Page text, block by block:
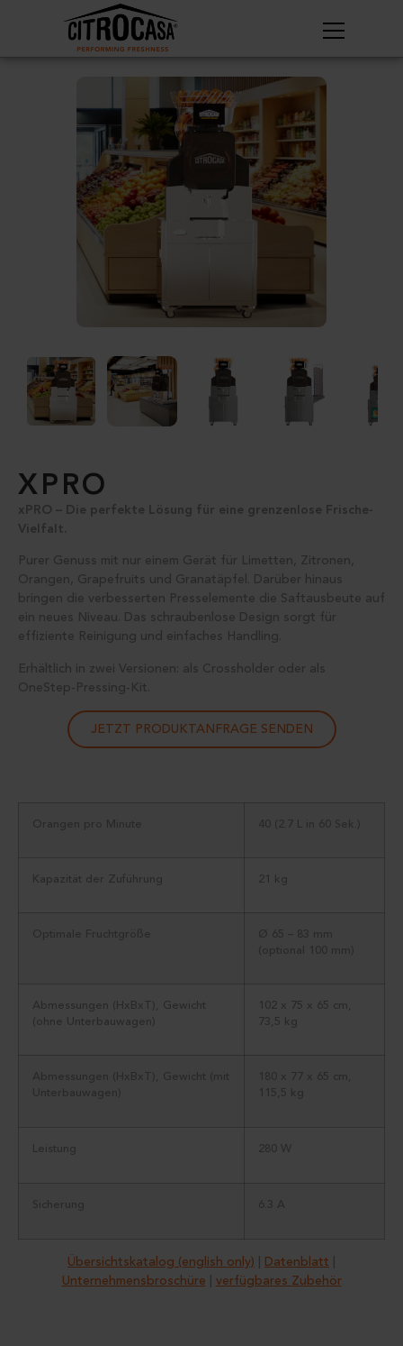
XPRO
xPRO – Die perfekte Lösung für eine grenzenlose Frische-
Vielfalt.
Purer Genuss mit nur einem Gerät für Limetten, Zitronen,
Orangen, Grapefruits und Granatäpfel. Darüber hinaus
bringen die verbesserten Presselemente die Saftausbeute auf
ein neues Niveau. Das schraubenlose Design sorgt für
effiziente Reinigung und einfaches Handling.
Erhältlich in zwei Versionen: als Crossholder oder als
OneStep-Pressing-Kit.
JETZT PRODUKTANFRAGE SENDEN
Kapazität der Zuführung 21 kg
Abmessungen (HxBxT), Gewicht
(ohne Unterbauwagen)
102 x 75 x 65 cm,
73,5 kg
Leistung 280 W
Übersichtskatalog (english only) Datenblatt
Unternehmensbroschüre
verfügbares Zubehör